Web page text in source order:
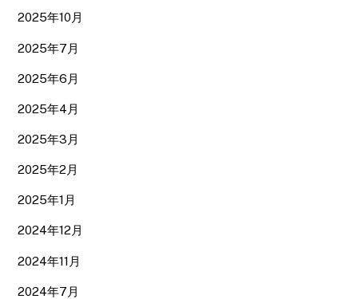
2025年10月
2025年7月
2025年6月
2025年4月
2025年3月
2025年2月
2025年1月
2024年12月
2024年11月
2024年7月